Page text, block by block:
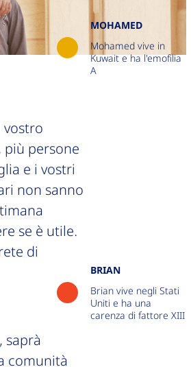
MOHAMED
Mohamed vive in
Kuwait e ha l'emofilia
A
più persone
e i vostri
non sanno
se è utile.
di
BRIAN
Brian vive negli Stati
Uniti e ha una
carenza di fattore XIII
saprà
comunità